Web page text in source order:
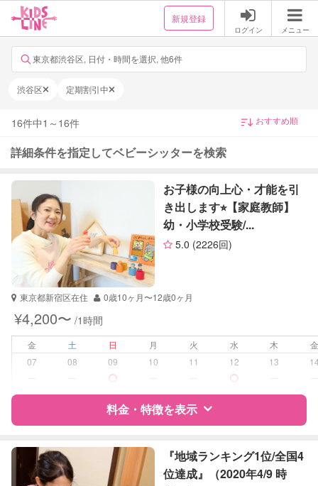
新規登録
ログイン メニュー
東京都渋谷区, 日付・時間を選択, 他6件
渋谷区 定期割引中
16件中1 ～ 16件
詳細条件を指定してベビーシッターを検索
お子様の向上心・才能を引
き出します⭐︎【家庭教師】
幼・小学校受験/...
5.0 (2226回)
東京都新宿区在住 0歳10ヶ月〜12歳0ヶ月
¥4,200〜 /1時間
金 土 日 月 火 水 木
07
08 09 10 11 12 13
料金・特徴を表示
特徴 料金 レビュー
『地域ランキング1位/全国4
位達成』（2020年4/9 時